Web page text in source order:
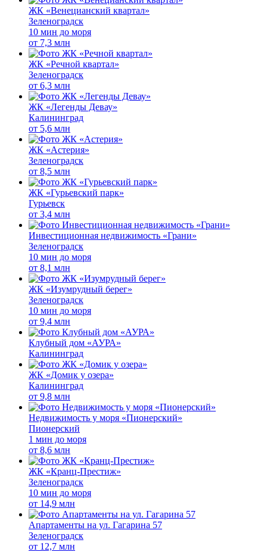
ЖК «Венецианский квартал»
Зеленоградск
10 мин до моря
от 7,3 млн
ЖК «Речной квартал»
Зеленоградск
от 6,3 млн
ЖК «Легенды Девау»
Калининград
от 5,6 млн
ЖК «Астерия»
Зеленоградск
от 8,5 млн
ЖК «Гурьевский парк»
Гурьевск
от 3,4 млн
Инвестиционная недвижимость «Грани»
Зеленоградск
10 мин до моря
от 8,1 млн
ЖК «Изумрудный берег»
Зеленоградск
10 мин до моря
от 9,4 млн
Клубный дом «АУРА»
Калининград
ЖК «Домик у озера»
Калининград
от 9,8 млн
Недвижимость у моря «Пионерский»
Пионерский
1 мин до моря
от 8,6 млн
ЖК «Кранц-Престиж»
Зеленоградск
10 мин до моря
от 14,9 млн
Апартаменты на ул. Гагарина 57
Зеленоградск
от 12,7 млн